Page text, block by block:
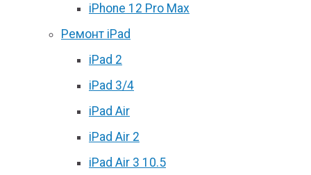
iPhone 12 Pro Max
Ремонт iPad
iPad 2
iPad 3/4
iPad Air
iPad Air 2
iPad Air 3 10.5